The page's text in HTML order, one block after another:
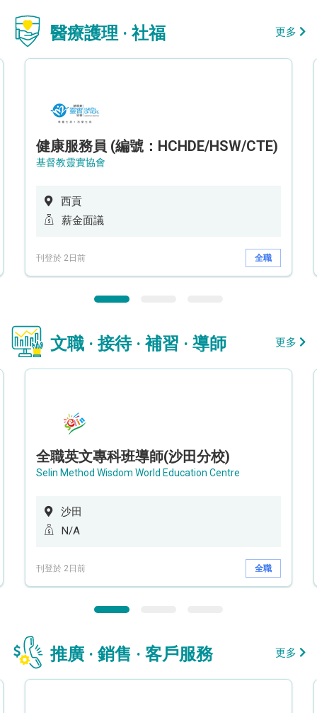
醫療護理 · 社福 更多
健康服務員 (編號：HCHDE/HSW/CTE)
基督教靈實協會
西貢
薪金面議
刊登於 2日前 全職
文職 · 接待 · 補習 · 導師 更多
全職英文專科班導師(沙田分校)
Selin Method Wisdom World Education Centre
沙田
N/A
刊登於 2日前 全職
推廣 · 銷售 · 客戶服務 更多